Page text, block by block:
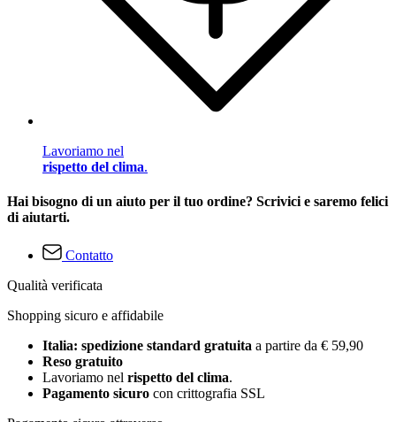
Lavoriamo nel
rispetto del clima.
Hai bisogno di un aiuto per il tuo ordine? Scrivici e saremo felici
di aiutarti.
Contatto
Qualità verificata
Shopping sicuro e affidabile
Italia: spedizione standard gratuita a partire da € 59,90
Reso gratuito
Lavoriamo nel rispetto del clima.
Pagamento sicuro con crittografia SSL